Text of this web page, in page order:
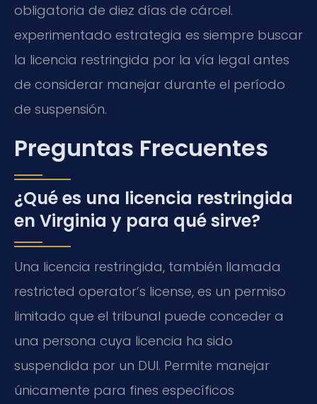
obligatoria de diez días de cárcel.
experimentado estrategia es siempre buscar
la licencia restringida por la vía legal antes
de considerar manejar durante el período
de suspensión.
Preguntas Frecuentes
¿Qué es una licencia restringida
en Virginia y para qué sirve?
Una licencia restringida, también llamada
restricted operator’s license, es un permiso
limitado que el tribunal puede conceder a
una persona cuya licencia ha sido
suspendida por un DUI. Permite manejar
únicamente para fines específicos